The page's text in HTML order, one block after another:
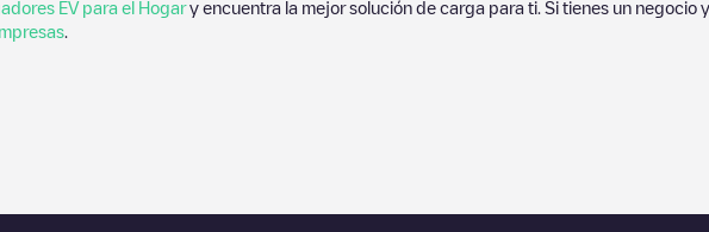
EV para el Hogary encuentra la mejor solución de carga para ti. Si tienes un